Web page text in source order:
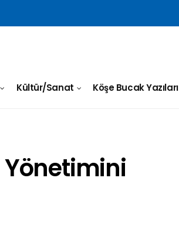
Kültür/Sanat Köşe Bucak Yazıları
Yönetimini